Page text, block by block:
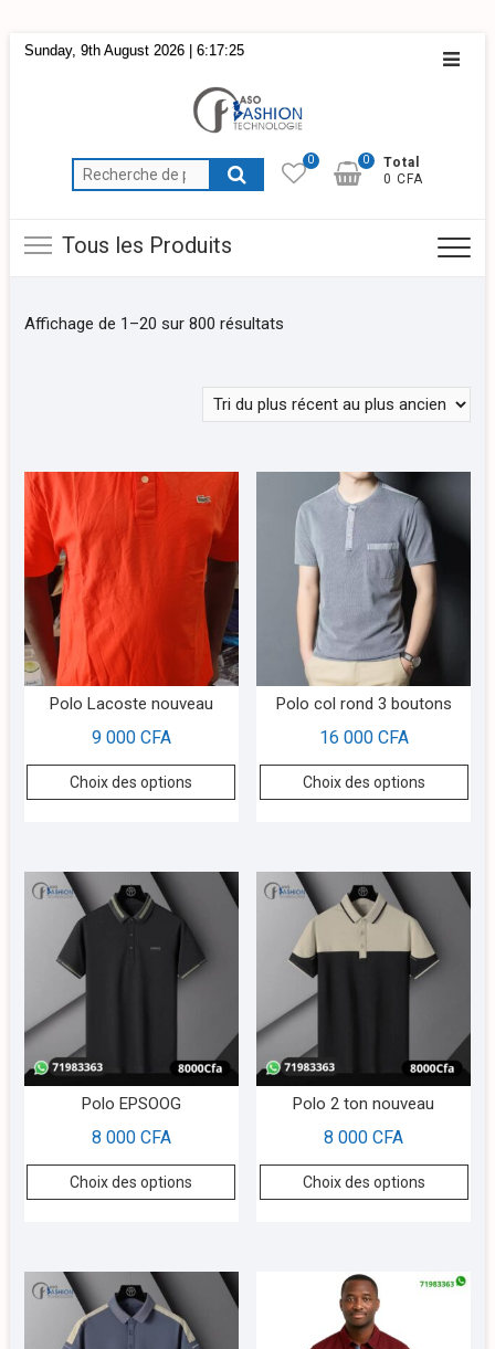
Skip
Sunday, 9th August 2026| 6:17:26
Recherche
pour :
0
Total
0 CFA
0
Tous les Produits
Affichage de 1–20 sur 800 résultats
Polo Lacoste nouveau
9 000 CFA
Choix des options
Polo col rond 3 boutons
16 000 CFA
Choix des options
Polo EPSOOG
8 000 CFA
Choix des options
Polo 2 ton nouveau
8 000CFA
Choix des options